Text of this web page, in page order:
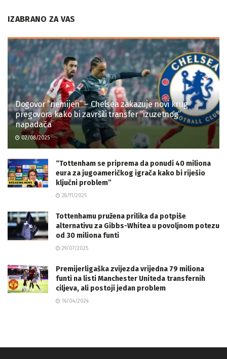
IZABRANO ZA VAS
Dogovor “nemijen” – Chelsea zakazuje novi krug
pregovora kako bi završili transfer “izuzetnog”
napadača
02/08/2025
“Tottenham se priprema da ponudi 40 miliona
eura za jugoameričkog igrača kako bi riješio
ključni problem”
28/11/2025
Tottenhamu pružena prilika da potpiše
alternativu za Gibbs-Whitea u povoljnom potezu
od 30 miliona funti
29/07/2025
Premijerligaška zvijezda vrijedna 79 miliona
funti na listi Manchester Uniteda transfernih
ciljeva, ali postoji jedan problem
16/04/2024